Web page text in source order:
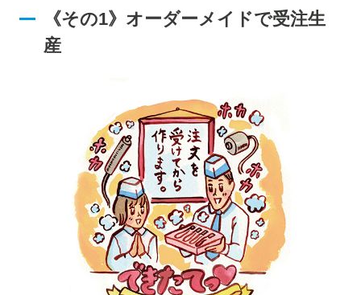
《その1》オーダーメイドで受注生
産